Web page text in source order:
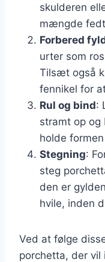
skulderen
mængde
Forbered
urter som
Tilsæt også
fennikel for
Rul og bind:
stramt op
holde
Stegning:
steg
den er
hvile, inden
Ved at følge
porchetta, der